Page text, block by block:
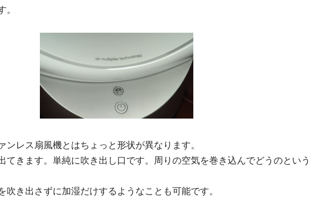
。
ンレス扇風機とはちょっと形状が異なります。
てきます。単純に吹き出し口です。周りの空気を巻き込んでどうのという
吹き出さずに加湿だけするようなことも可能です。